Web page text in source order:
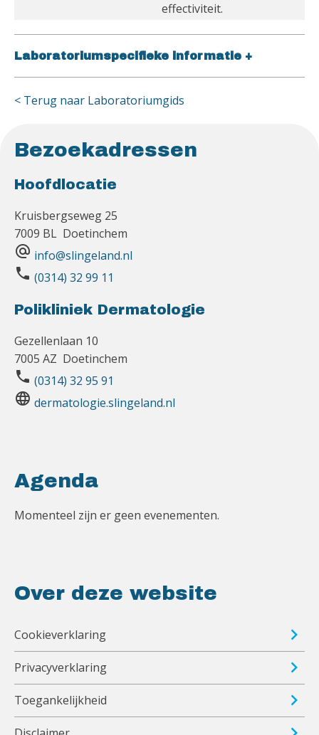
effectiviteit.
Laboratoriumspecifieke informatie +
< Terug naar Laboratoriumgids
Bezoekadressen
Hoofdlocatie
Kruisbergseweg 25
7009 BL Doetinchem
alternate_email info@slingeland.nl
phone (0314) 32 99 11
Polikliniek Dermatologie
Gezellenlaan 10
7005 AZ Doetinchem
phone (0314) 32 95 91
language dermatologie.slingeland.nl
Agenda
Momenteel zijn er geen evenementen.
Over deze website
Cookieverklaring
Privacyverklaring
Toegankelijkheid